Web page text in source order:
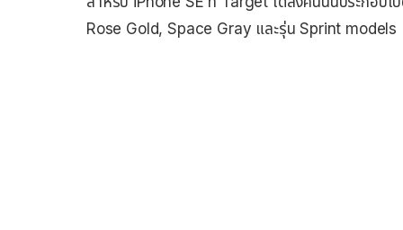
Rose Gold, Space Gray และรุ่น Sprint models